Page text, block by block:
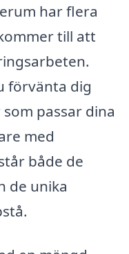
har flera
till att
förvänta dig
passar dina
med
både de
de unika